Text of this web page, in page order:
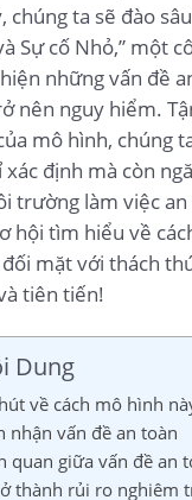
chúng ta sẽ đào
Sự cố Nhỏ,” một
những vấn đề
nên nguy hiểm.
mô hình, chúng
xác định mà còn
trường làm việc
hội tìm hiểu về
mặt với thách
tiên tiến!
Dung
về cách mô hình
nhận vấn đề an toàn
quan giữa vấn đề an
thành rủi ro nghiêm